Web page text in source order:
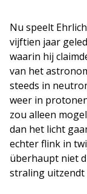
Nu speelt
vijftien jaar
waarin hij
van het
steeds in
weer in
zou alleen
dan het licht
echter flink in
überhaupt niet
straling uitzendt